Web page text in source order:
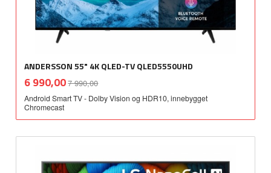
ANDERSSON 55" 4K QLED-TV QLED5550UHD
Tilbud
6 990,007 990,00mva.
Android Smart TV - Dolby Vision og HDR10, innebygget
Chromecast